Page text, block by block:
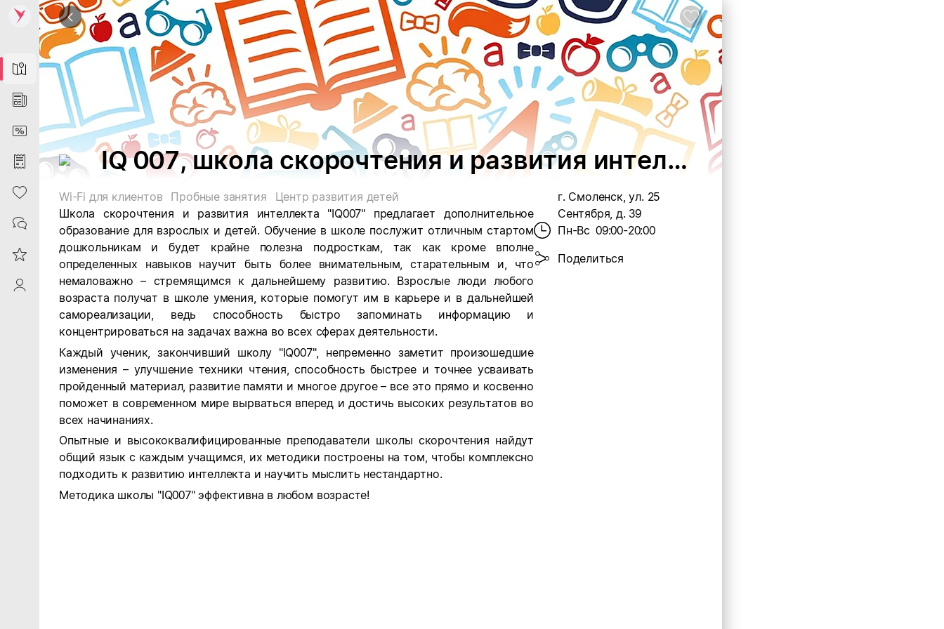
Map
News
DiscountCard
Purchases
Heart
Contacts
Reviews
ProfileSaby
IQ 007, школа скорочтения и развития интеллекта и памяти
Wi-Fi для клиентов Пробные занятия
Центр развития детей
Школа скорочтения и развития интеллекта "IQ007" предлагает дополнительное
образование для взрослых и детей. Обучение в школе послужит отличным стартом
дошкольникам и будет крайне полезна подросткам, так как кроме вполне
определенных навыков научит быть более внимательным, старательным и, что
немаловажно – стремящимся к дальнейшему развитию. Взрослые люди любого
возраста получат в школе умения, которые помогут им в карьере и в дальнейшей
самореализации, ведь способность быстро запоминать информацию и
концентрироваться на задачах важна во всех сферах деятельности.
Каждый ученик, закончивший школу "IQ007", непременно заметит произошедшие
изменения – улучшение техники чтения, способность быстрее и точнее усваивать
пройденный материал, развитие памяти и многое другое – все это прямо и косвенно
поможет в современном мире вырваться вперед и достичь высоких результатов во
всех начинаниях.
Опытные и высококвалифицированные преподаватели школы скорочтения найдут
общий язык с каждым учащимся, их методики построены на том, чтобы комплексно
подходить к развитию интеллекта и научить мыслить нестандартно.
Методика школы "IQ007" эффективна в любом возрасте!
г. Смоленск, ул. 25
Сентября, д. 39
Пн-Вс 09:00-20:00
Поделиться